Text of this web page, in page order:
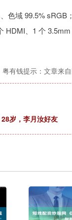
色域 99.5% sRGB
HDMI、1 个
粤有钱提示：文章来
岁，李月汝好友